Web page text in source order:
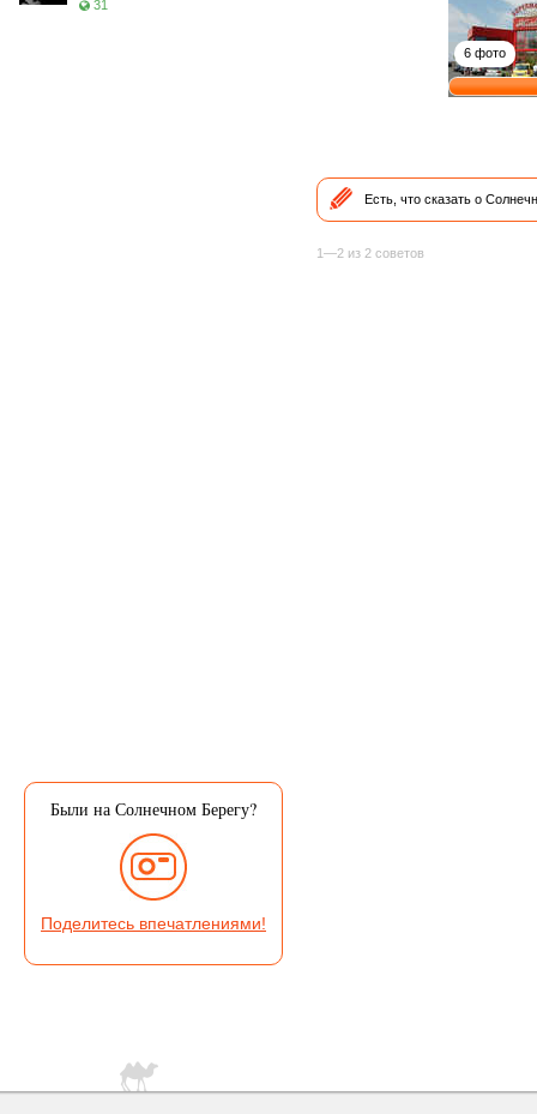
31
Были на Солнечном Берегу?
Поделитесь впечатлениями!
6 фото
Есть, что сказать о
1—2 из 2 советов